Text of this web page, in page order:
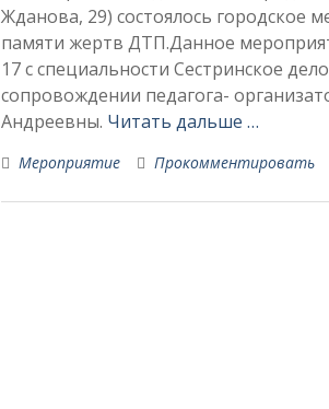
Жданова, 29) состоялось городское
памяти жертв ДТП.Данное
17 с специальности Сестринское
сопровождении педагога-
Андреевны. Читать дальше …
Мероприятие Прокомментировать